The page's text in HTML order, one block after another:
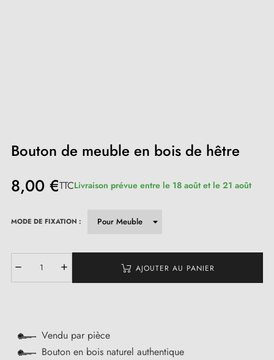
Bouton de meuble en bois de hêtre
8,00 €TTCLivraison prévue entre le 18 août et le 21 août
MODE DE FIXATION :
AJOUTER AU PANIER
Vendu par pièce
Bouton en bois naturel authentique